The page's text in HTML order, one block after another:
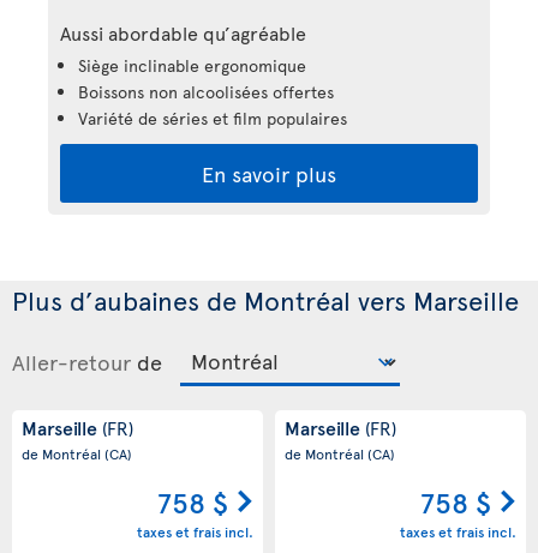
Aussi abordable qu’agréable
Siège inclinable ergonomique
Boissons non alcoolisées offertes
Variété de séries et film populaires
En savoir plus
Plus d’aubaines de Montréal vers Marseille
Aller-retour de
Marseille (FR)
de Montréal(CA)
758 $
taxes et frais incl.
Marseille (FR)
de Montréal(CA)
758 $
taxes et frais incl.